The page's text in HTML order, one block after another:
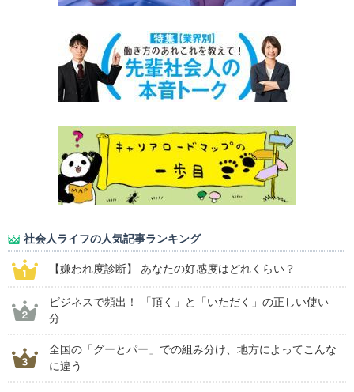
社会人ライフの人気記事ランキング
【嫌われ度診断】 あなたの好感度はどれくらい？
ビジネスで頻出！ 「頂く」と「いただく」の正しい使い
分...
全国の「グーとパー」での組み分け、地方によってこんな
に違う